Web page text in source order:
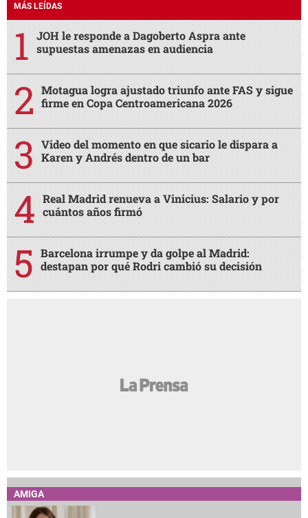
MÁS LEÍDAS
JOH le responde a Dagoberto Aspra ante
supuestas amenazas en audiencia
Motagua logra ajustado triunfo ante FAS y sigue
firme en Copa Centroamericana 2026
Video del momento en que sicario le dispara a
Karen y Andrés dentro de un bar
Real Madrid renueva a Vinicius: Salario y por
cuántos años firmó
Barcelona irrumpe y da golpe al Madrid:
destapan por qué Rodri cambió su decisión
AMIGA